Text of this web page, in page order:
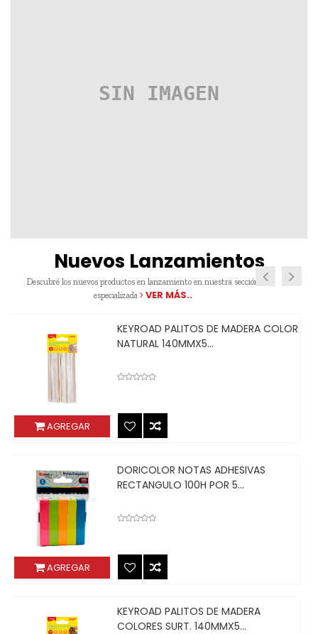
Nuevos Lanzamientos
Descubré los nuevos productos en lanzamiento en nuestra sección
especializada
VER MÁS..
AGREGAR
KEYROAD PALITOS DE MADERA COLOR
NATURAL 140MMX5...
AGREGAR
DORICOLOR NOTAS ADHESIVAS
RECTANGULO 100H POR 5...
KEYROAD PALITOS DE MADERA
COLORES SURT. 140MMX5...